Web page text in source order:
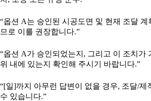
“옵션 A는 승인된 시공도면 및 현재 조달 계
므로 이를 권장합니다.”
“옵션 A가 승인되었는지, 그리고 이 조치가
위 내에 있는지 확인해 주시기 바랍니다.”
“[일]까지 아무런 답변이 없을 경우, 조달/제
수 있습니다.”